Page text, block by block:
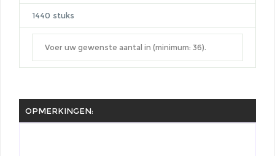
1440 stuks
OPMERKINGEN: